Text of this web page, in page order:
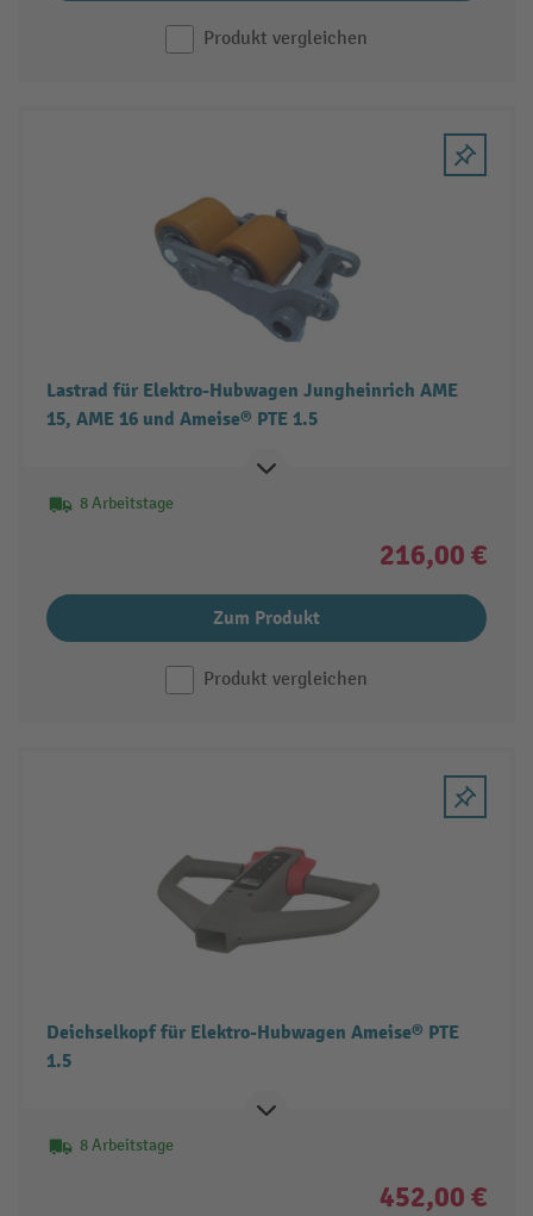
Produkt vergleichen
Lastrad für Elektro-Hubwagen Jungheinrich AME
15, AME 16 und Ameise® PTE 1.5
8 Arbeitstage
216,00 €
Zum Produkt
Produkt vergleichen
Deichselkopf für Elektro-Hubwagen Ameise® PTE
1.5
8 Arbeitstage
452,00 €